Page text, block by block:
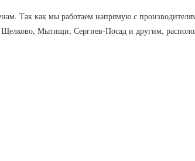
Так как мы работаем напрямую с
Мытищи, Сергиев-Посад и другим,